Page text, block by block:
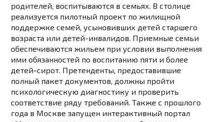
родителей, воспитываются в семьях. В столице
реализуется пилотный проект по жилищной
поддержке семей, усыновивших детей старшего
возраста или детей-инвалидов. Приемные семьи
обеспечиваются жильем при условии выполнения
ими обязанностей по воспитанию пяти и более
детей-сирот. Претенденты, предоставившие
полный пакет документов, должны пройти
психологическую диагностику и проверить
соответствие ряду требований. Также с прошлого
года в Москве запущен интерактивный портал